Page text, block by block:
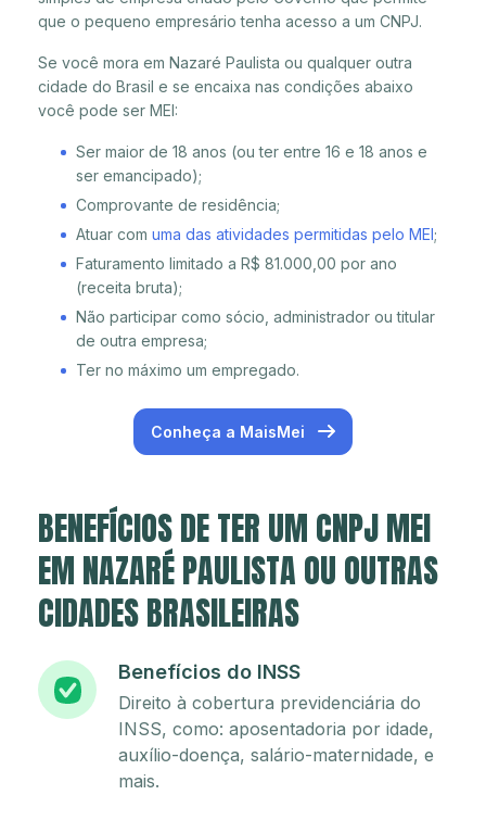
que o pequeno empresário tenha acesso a um CNPJ.
Se você mora em Nazaré Paulista ou qualquer outra
cidade do Brasil e se encaixa nas condições abaixo
você pode ser MEI:
Ser maior de 18 anos (ou ter entre 16 e 18 anos e
ser emancipado);
Comprovante de residência;
Atuar com uma das atividades permitidas pelo MEI;
Faturamento limitado a R$ 81.000,00 por ano
(receita bruta);
Não participar como sócio, administrador ou titular
de outra empresa;
Ter no máximo um empregado.
Conheça a MaisMei
BENEFÍCIOS DE TER UM CNPJ MEI
EM NAZARÉ PAULISTA OU OUTRAS
CIDADES BRASILEIRAS
Benefícios do INSS
Direito à cobertura previdenciária do
INSS, como: aposentadoria por idade,
auxílio-doença, salário-maternidade, e
mais.